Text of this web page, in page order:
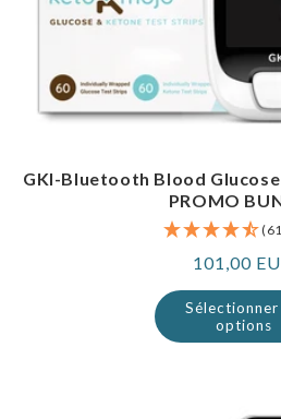
GKI-Bluetooth Blood
PROMO
Prix
normal
101,00
Sélectionner
options